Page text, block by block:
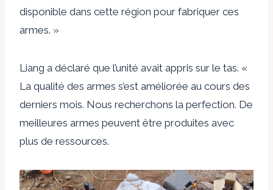
disponible dans cette région pour fabriquer ces
armes. »
Liang a déclaré que l’unité avait appris sur le tas. «
La qualité des armes s’est améliorée au cours des
derniers mois. Nous recherchons la perfection. De
meilleures armes peuvent être produites avec
plus de ressources.